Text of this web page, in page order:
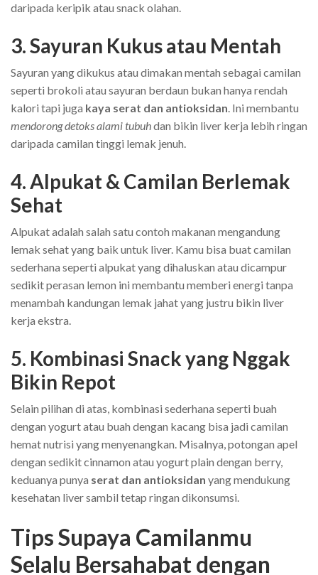
daripada keripik atau snack olahan.
3. Sayuran Kukus atau Mentah
Sayuran yang dikukus atau dimakan mentah sebagai camilan
seperti brokoli atau sayuran berdaun bukan hanya rendah
kalori tapi juga kaya serat dan antioksidan. Ini membantu
mendorong detoks alami tubuhdan bikin liver kerja lebih ringan
daripada camilan tinggi lemak jenuh.
4. Alpukat & Camilan Berlemak
Sehat
Alpukat adalah salah satu contoh makanan mengandung
lemak sehat yang baik untuk liver. Kamu bisa buat camilan
sederhana seperti alpukat yang dihaluskan atau dicampur
sedikit perasan lemon ini membantu memberi energi tanpa
menambah kandungan lemak jahat yang justru bikin liver
kerja ekstra.
5. Kombinasi Snack yang Nggak
Bikin Repot
Selain pilihan di atas, kombinasi sederhana seperti buah
dengan yogurt atau buah dengan kacang bisa jadi camilan
hemat nutrisi yang menyenangkan. Misalnya, potongan apel
dengan sedikit cinnamon atau yogurt plain dengan berry,
keduanya punya serat dan antioksidan yang mendukung
kesehatan liver sambil tetap ringan dikonsumsi.
Tips Supaya Camilanmu
Selalu Bersahabat dengan